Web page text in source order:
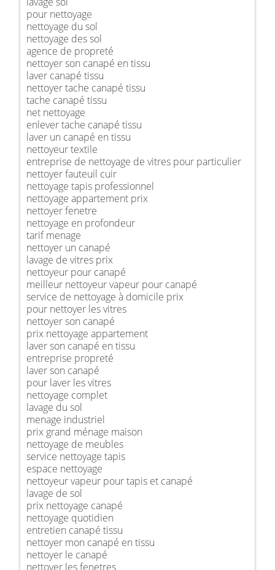
pour nettoyage
nettoyage du sol
nettoyage des sol
agence de propreté
nettoyer son canapé en tissu
laver canapé tissu
nettoyer tache canapé tissu
tache canapé tissu
net nettoyage
enlever tache canapé tissu
laver un canapé en tissu
nettoyeur textile
entreprise de nettoyage de vitres pour particulier
nettoyer fauteuil cuir
nettoyage tapis professionnel
nettoyage appartement prix
nettoyer fenetre
nettoyage en profondeur
tarif menage
nettoyer un canapé
lavage de vitres prix
nettoyeur pour canapé
meilleur nettoyeur vapeur pour canapé
service de nettoyage à domicile prix
pour nettoyer les vitres
nettoyer son canapé
prix nettoyage appartement
laver son canapé en tissu
entreprise propreté
laver son canapé
pour laver les vitres
nettoyage complet
lavage du sol
menage industriel
prix grand ménage maison
nettoyage de meubles
service nettoyage tapis
espace nettoyage
nettoyeur vapeur pour tapis et canapé
lavage de sol
prix nettoyage canapé
nettoyage quotidien
entretien canapé tissu
nettoyer mon canapé en tissu
nettoyer le canapé
nettoyer les fenetres